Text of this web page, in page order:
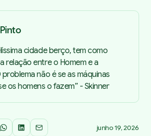
cidade berço, tem como
relação entre o Homem e a
não é se as máquinas
os homens o fazem” - Skinner
WhatsApp
LinkedInEmail junho 19, 2026